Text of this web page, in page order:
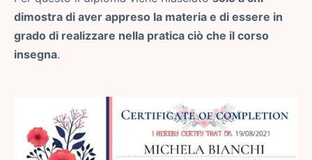
dimostra di aver appreso la materia e di essere in
grado di realizzare nella pratica ciò che il corso
insegna.